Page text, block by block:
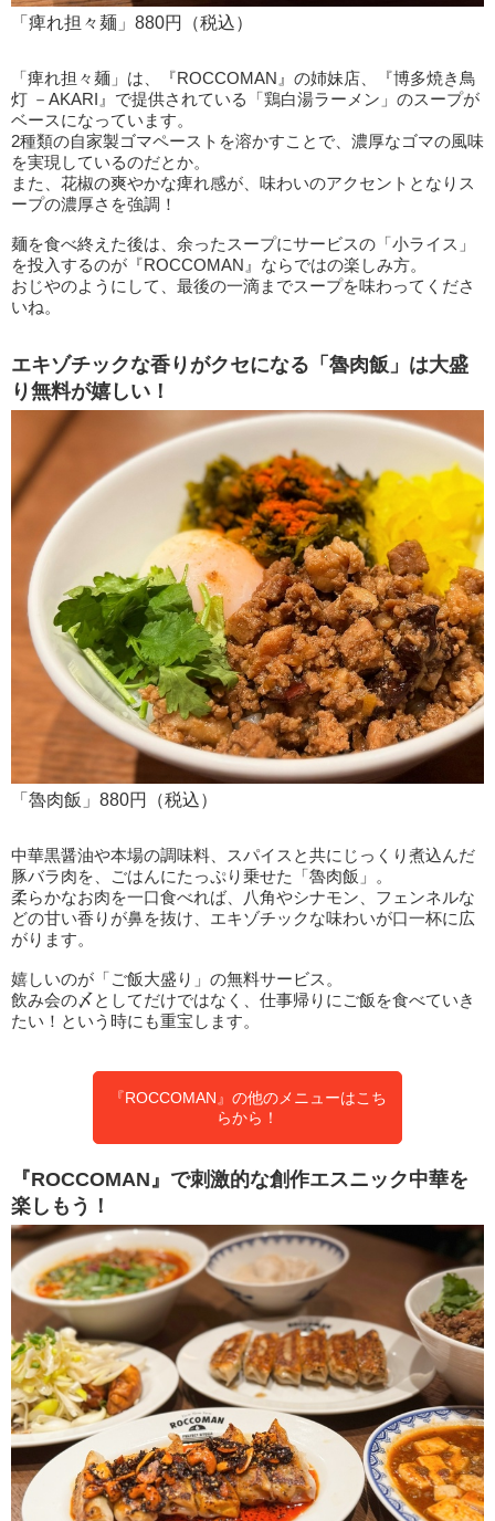
「痺れ担々麺」880円（税込）
「痺れ担々麺」は、『ROCCOMAN』の姉妹店、『博多焼き鳥
灯 －AKARI』で提供されている「鶏白湯ラーメン」のスープが
ベースになっています。
2種類の自家製ゴマペーストを溶かすことで、濃厚なゴマの風味
を実現しているのだとか。
また、花椒の爽やかな痺れ感が、味わいのアクセントとなりス
ープの濃厚さを強調！
麺を食べ終えた後は、余ったスープにサービスの「小ライス」
を投入するのが『ROCCOMAN』ならではの楽しみ方。
おじやのようにして、最後の一滴までスープを味わってくださ
いね。
エキゾチックな香りがクセになる「魯肉飯」は大盛
り無料が嬉しい！
「魯肉飯」880円（税込）
中華黒醤油や本場の調味料、スパイスと共にじっくり煮込んだ
豚バラ肉を、ごはんにたっぷり乗せた「魯肉飯」。
柔らかなお肉を一口食べれば、八角やシナモン、フェンネルな
どの甘い香りが鼻を抜け、エキゾチックな味わいが口一杯に広
がります。
嬉しいのが「ご飯大盛り」の無料サービス。
飲み会の〆としてだけではなく、仕事帰りにご飯を食べていき
たい！という時にも重宝します。
『ROCCOMAN』の他のメニューはこち
らから！
『ROCCOMAN』で刺激的な創作エスニック中華を
楽しもう！